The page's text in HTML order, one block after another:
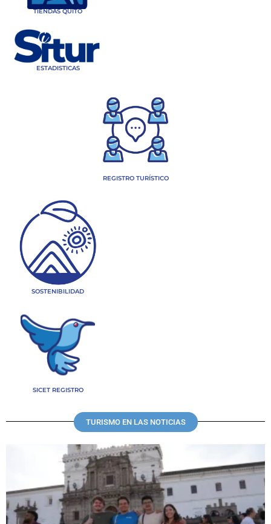
TIENDAS QUITO
ESTADISTICAS
REGISTRO TURÍSTICO
SOSTENIBILIDAD
SICET REGISTRO
TURISMO EN LAS NOTICIAS
P
a
g
e
P
a
e
P
a
g
e
P
a
g
e
P
a
g
e